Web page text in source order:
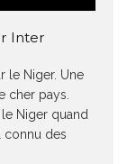
Inter
le Niger. Une
cher pays.
Niger quand
connu des